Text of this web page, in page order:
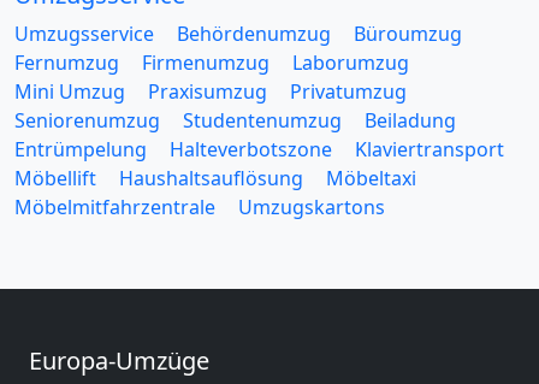
Umzugsservice Behördenumzug
Büroumzug
Fernumzug
Firmenumzug
Laborumzug
Mini Umzug
Praxisumzug
Privatumzug
Seniorenumzug
Studentenumzug
Beiladung
Entrümpelung
Halteverbotszone
Klaviertransport
Möbellift
Haushaltsauflösung
Möbeltaxi
Möbelmitfahrzentrale
Umzugskartons
Europa-Umzüge